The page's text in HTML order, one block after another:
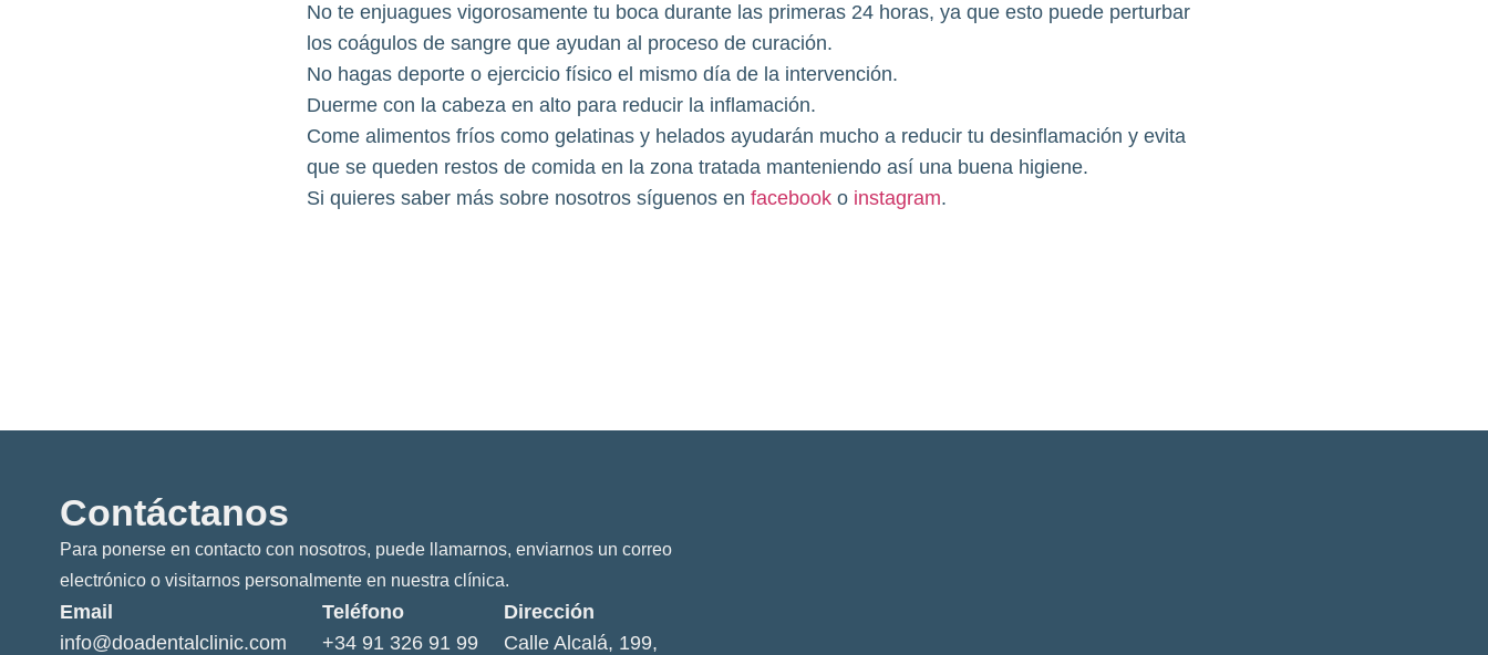
No te enjuagues vigorosamente tu boca durante las primeras 24 horas, ya que esto puede perturbar
los coágulos de sangre que ayudan al proceso de curación.
No hagas deporte o ejercicio físico el mismo día de la intervención.
Duerme con la cabeza en alto para reducir la inflamación.
Come alimentos fríos como gelatinas y helados ayudarán mucho a reducir tu desinflamación y evita
que se queden restos de comida en la zona tratada manteniendo así una buena higiene.
Si quieres saber más sobre nosotros síguenos en facebookoinstagram.
Contáctanos
Para ponerse en contacto con nosotros, puede llamarnos, enviarnos un correo
electrónico o visitarnos personalmente en nuestra clínica.
Email
info@doadentalclinic.com
Teléfono
+34 91 326 91 99
Dirección
Calle Alcalá, 199,